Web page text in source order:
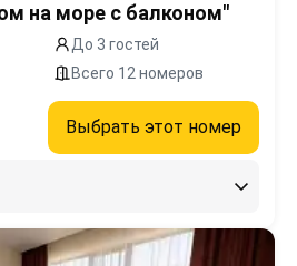
на море с балконом"
До 3 гостей
Всего 12 номеров
Выбрать этот номер